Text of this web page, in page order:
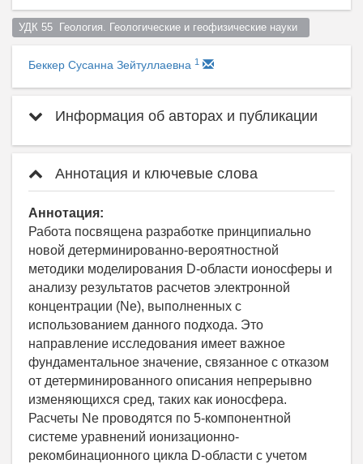
УДК 55  Геология. Геологические и геофизические науки
Беккер Сусанна Зейтуллаевна 1
Информация об авторах и публикации
Аннотация и ключевые слова
Аннотация:
Работа посвящена разработке принципиально
новой детерминированно-вероятностной
методики моделирования D-области ионосферы и
анализу результатов расчетов электронной
концентрации (Ne), выполненных с
использованием данного подхода. Это
направление исследования имеет важное
фундаментальное значение, связанное с отказом
от детерминированного описания непрерывно
изменяющихся сред, таких как ионосфера.
Расчеты Ne проводятся по 5-компонентной
системе уравнений ионизационно-
рекомбинационного цикла D-области с учетом